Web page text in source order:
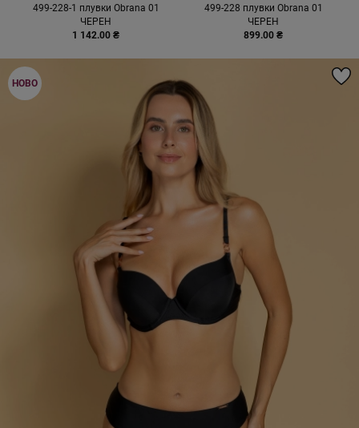
499-228-1 плувки Obrana 01
ЧЕРЕН
1 142.00 ₴
499-228 плувки Obrana 01
ЧЕРЕН
899.00 ₴
НОВО